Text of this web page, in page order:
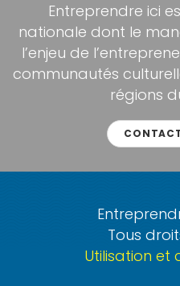
Entreprendre ici
nationale dont le
l’enjeu de
communautés
régions
Tous
Utilisation et